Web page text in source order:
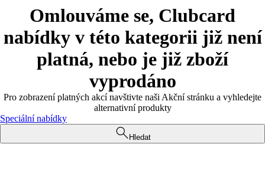
Omlouváme se, Clubcard
nabídky v této kategorii již není
platná, nebo je již zboží
vyprodáno
Pro zobrazení platných akcí navštivte naši Akční stránku a vyhledejte
alternativní produkty
Speciální nabídky
Hledat